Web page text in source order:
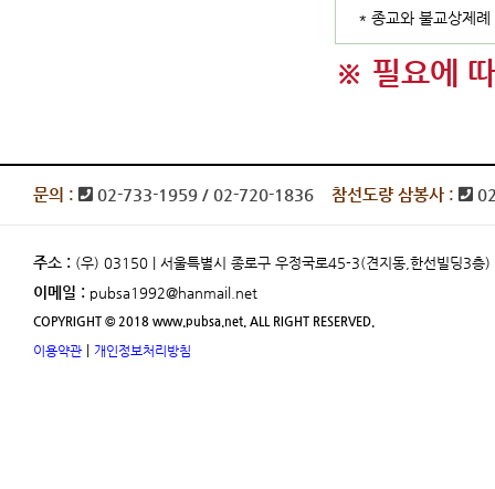
* 종교와 불교상제
※ 필요에
문의 : 02-733-1959 / 02-720-1836 참선도량 삼봉사 :
주소 : (우) 03150 | 서울특별시 종로구 우정국로45-3(견지동,한선빌딩3
이메일 : pubsa1992@hanmail.net
COPYRIGHT © 2018 www.pubsa.net. ALL RIGHT RESERVED.
이용약관 개인정보처리방침